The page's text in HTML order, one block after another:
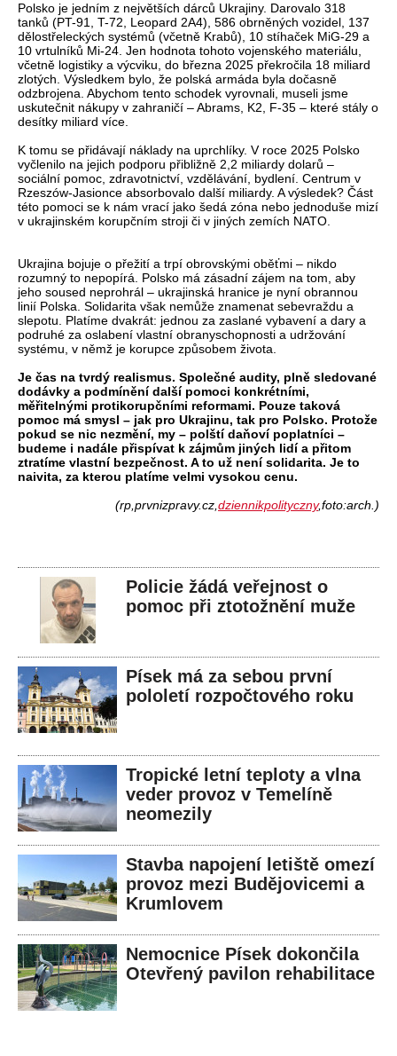
Polsko je jedním z největších dárců Ukrajiny. Darovalo 318
tanků (PT-91, T-72, Leopard 2A4), 586 obrněných vozidel, 137
dělostřeleckých systémů (včetně Krabů), 10 stíhaček MiG-29 a
10 vrtulníků Mi-24. Jen hodnota tohoto vojenského materiálu,
včetně logistiky a výcviku, do března 2025 překročila 18 miliard
zlotých. Výsledkem bylo, že polská armáda byla dočasně
odzbrojena. Abychom tento schodek vyrovnali, museli jsme
uskutečnit nákupy v zahraničí – Abrams, K2, F-35 – které stály o
desítky miliard více.
K tomu se přidávají náklady na uprchlíky. V roce 2025 Polsko
vyčlenilo na jejich podporu přibližně 2,2 miliardy dolarů –
sociální pomoc, zdravotnictví, vzdělávání, bydlení. Centrum v
Rzeszów-Jasionce absorbovalo další miliardy. A výsledek? Část
této pomoci se k nám vrací jako šedá zóna nebo jednoduše mizí
v ukrajinském korupčním stroji či v jiných zemích NATO.
Ukrajina bojuje o přežití a trpí obrovskými oběťmi – nikdo
rozumný to nepopírá. Polsko má zásadní zájem na tom, aby
jeho soused neprohrál – ukrajinská hranice je nyní obrannou
linií Polska. Solidarita však nemůže znamenat sebevraždu a
slepotu. Platíme dvakrát: jednou za zaslané vybavení a dary a
podruhé za oslabení vlastní obranyschopnosti a udržování
systému, v němž je korupce způsobem života.
Je čas na tvrdý realismus. Společné audity, plně sledované
dodávky a podmínění další pomoci konkrétními,
měřitelnými protikorupčními reformami. Pouze taková
pomoc má smysl – jak pro Ukrajinu, tak pro Polsko. Protože
pokud se nic nezmění, my – polští daňoví poplatníci –
budeme i nadále přispívat k zájmům jiných lidí a přitom
ztratíme vlastní bezpečnost. A to už není solidarita. Je to
naivita, za kterou platíme velmi vysokou cenu.
(rp,prvnizpravy.cz,dziennikpolityczny,foto:arch.)
Policie žádá veřejnost o
pomoc při ztotožnění muže
Písek má za sebou první
pololetí rozpočtového roku
Tropické letní teploty a vlna
veder provoz v Temelíně
neomezily
Stavba napojení letiště omezí
provoz mezi Budějovicemi a
Krumlovem
Nemocnice Písek dokončila
Otevřený pavilon rehabilitace